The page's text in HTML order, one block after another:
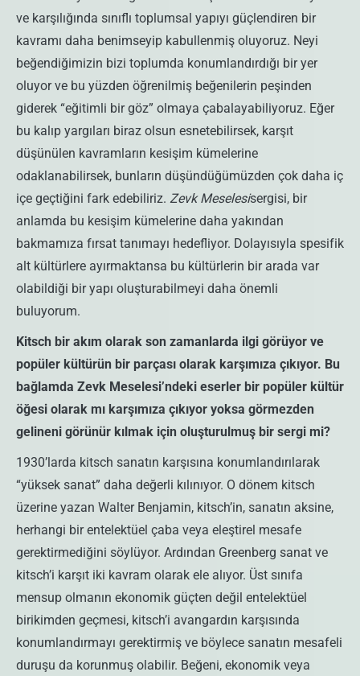
ve karşılığında sınıflı toplumsal yapıyı güçlendiren bir
kavramı daha benimseyip kabullenmiş oluyoruz. Neyi
beğendiğimizin bizi toplumda konumlandırdığı bir yer
oluyor ve bu yüzden öğrenilmiş beğenilerin peşinden
giderek “eğitimli bir göz” olmaya çabalayabiliyoruz. Eğer
bu kalıp yargıları biraz olsun esnetebilirsek, karşıt
düşünülen kavramların kesişim kümelerine
odaklanabilirsek, bunların düşündüğümüzden çok daha iç
içe geçtiğini fark edebiliriz. Zevk Meselesisergisi, bir
anlamda bu kesişim kümelerine daha yakından
bakmamıza fırsat tanımayı hedefliyor. Dolayısıyla spesifik
alt kültürlere ayırmaktansa bu kültürlerin bir arada var
olabildiği bir yapı oluşturabilmeyi daha önemli
buluyorum.
Kitsch bir akım olarak son zamanlarda ilgi görüyor ve
popüler kültürün bir parçası olarak karşımıza çıkıyor. Bu
bağlamda Zevk Meselesi’ndeki eserler bir popüler kültür
öğesi olarak mı karşımıza çıkıyor yoksa görmezden
gelineni görünür kılmak için oluşturulmuş bir sergi mi?
1930’larda kitsch sanatın karşısına konumlandırılarak
“yüksek sanat” daha değerli kılınıyor. O dönem kitsch
üzerine yazan Walter Benjamin, kitsch’in, sanatın aksine,
herhangi bir entelektüel çaba veya eleştirel mesafe
gerektirmediğini söylüyor. Ardından Greenberg sanat ve
kitsch’i karşıt iki kavram olarak ele alıyor. Üst sınıfa
mensup olmanın ekonomik güçten değil entelektüel
birikimden geçmesi, kitsch’i avangardın karşısında
konumlandırmayı gerektirmiş ve böylece sanatın mesafeli
duruşu da korunmuş olabilir. Beğeni, ekonomik veya